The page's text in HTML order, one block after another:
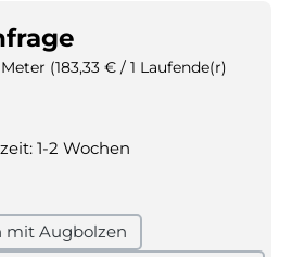
(183,33 € / 1 Laufende(r)
1-2 Wochen
mit Augbolzen